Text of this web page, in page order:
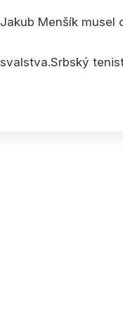
Jakub Menšík musel
svalstva.Srbský